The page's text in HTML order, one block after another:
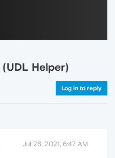
Helper)
Log in to reply
Jul 26, 2021, 6:47 AM